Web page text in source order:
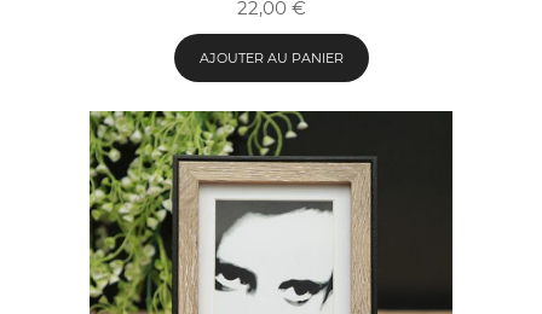
22,00 €
AJOUTER AU PANIER